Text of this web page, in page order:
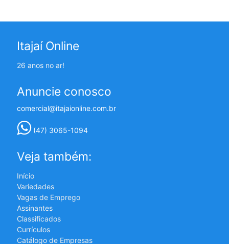
Itajaí Online
26 anos no ar!
Anuncie conosco
comercial@itajaionline.com.br
(47) 3065-1094
Veja também:
Início
Variedades
Vagas de Emprego
Assinantes
Classificados
Currículos
Catálogo de Empresas